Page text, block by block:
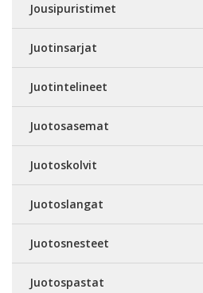
Jousipuristimet
Juotinsarjat
Juotintelineet
Juotosasemat
Juotoskolvit
Juotoslangat
Juotosnesteet
Juotospastat